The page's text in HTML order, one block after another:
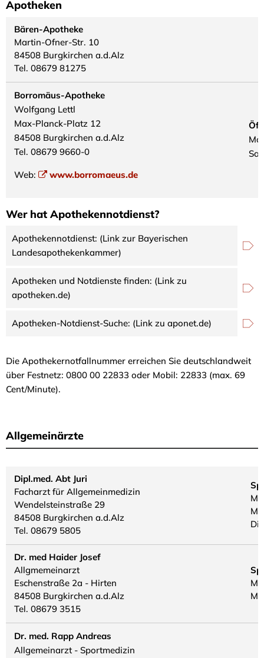
Ärzte
und
Apotheken
Burgkirchen
Apotheken
Bären-Apotheke
Martin-Ofner-Str. 10
84508 Burgkirchen a.d.Alz
Tel. 08679 81275
Borromäus-Apotheke
Wolfgang Lettl
Max-Planck-Platz 12
84508 Burgkirchen a.d.Alz
Tel. 08679 9660-0
Web: www.borromaeus.de
Wer hat Apothekennotdienst?
Apothekennotdienst: (Link zur Bayerischen
Landesapothekenkammer)
Apotheken und Notdienste finden: (Link zu
apotheken.de)
Apotheken-Notdienst-Suche: (Link zu aponet.de)
Die Apothekernotfallnummer erreichen Sie deutschlandweit
über Festnetz: 0800 00 22833 oder Mobil: 22833 (max. 69
Cent/Minute).
Allgemeinärzte
Dipl.med. Abt Juri
Facharzt für Allgemeinmedizin
Wendelsteinstraße 29
84508 Burgkirchen a.d.Alz
Tel. 08679 5805
Dr. med Haider Josef
Allgmemeinarzt
Eschenstraße 2a - Hirten
84508 Burgkirchen a.d.Alz
Tel. 08679 3515
Dr. med. Rapp Andreas
Allgemeinarzt - Sportmedizin